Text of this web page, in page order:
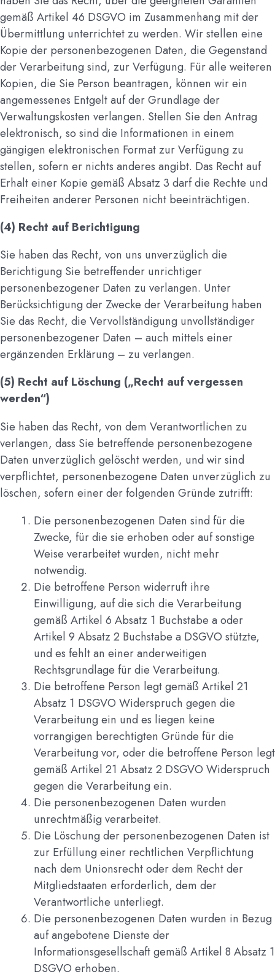
gemäß Artikel 46 DSGVO im Zusammenhang mit der
Übermittlung unterrichtet zu werden. Wir stellen eine
Kopie der personenbezogenen Daten, die Gegenstand
der Verarbeitung sind, zur Verfügung. Für alle weiteren
Kopien, die Sie Person beantragen, können wir ein
angemessenes Entgelt auf der Grundlage der
Verwaltungskosten verlangen. Stellen Sie den Antrag
elektronisch, so sind die Informationen in einem
gängigen elektronischen Format zur Verfügung zu
stellen, sofern er nichts anderes angibt. Das Recht auf
Erhalt einer Kopie gemäß Absatz 3 darf die Rechte und
Freiheiten anderer Personen nicht beeinträchtigen.
(4) Recht auf Berichtigung
Sie haben das Recht, von uns unverzüglich die
Berichtigung Sie betreffender unrichtiger
personenbezogener Daten zu verlangen. Unter
Berücksichtigung der Zwecke der Verarbeitung haben
Sie das Recht, die Vervollständigung unvollständiger
personenbezogener Daten – auch mittels einer
ergänzenden Erklärung – zu verlangen.
(5) Recht auf Löschung („Recht auf vergessen
werden“)
Sie haben das Recht, von dem Verantwortlichen zu
verlangen, dass Sie betreffende personenbezogene
Daten unverzüglich gelöscht werden, und wir sind
verpflichtet, personenbezogene Daten unverzüglich zu
löschen, sofern einer der folgenden Gründe zutrifft:
Die personenbezogenen Daten sind für die
Zwecke, für die sie erhoben oder auf sonstige
Weise verarbeitet wurden, nicht mehr
notwendig.
Die betroffene Person widerruft ihre
Einwilligung, auf die sich die Verarbeitung
gemäß Artikel 6 Absatz 1 Buchstabe a oder
Artikel 9 Absatz 2 Buchstabe a DSGVO stützte,
und es fehlt an einer anderweitigen
Rechtsgrundlage für die Verarbeitung.
Die betroffene Person legt gemäß Artikel 21
Absatz 1 DSGVO Widerspruch gegen die
Verarbeitung ein und es liegen keine
vorrangigen berechtigten Gründe für die
Verarbeitung vor, oder die betroffene Person legt
gemäß Artikel 21 Absatz 2 DSGVO Widerspruch
gegen die Verarbeitung ein.
Die personenbezogenen Daten wurden
unrechtmäßig verarbeitet.
Die Löschung der personenbezogenen Daten ist
zur Erfüllung einer rechtlichen Verpflichtung
nach dem Unionsrecht oder dem Recht der
Mitgliedstaaten erforderlich, dem der
Verantwortliche unterliegt.
Die personenbezogenen Daten wurden in Bezug
auf angebotene Dienste der
Informationsgesellschaft gemäß Artikel 8 Absatz 1
DSGVO erhoben.